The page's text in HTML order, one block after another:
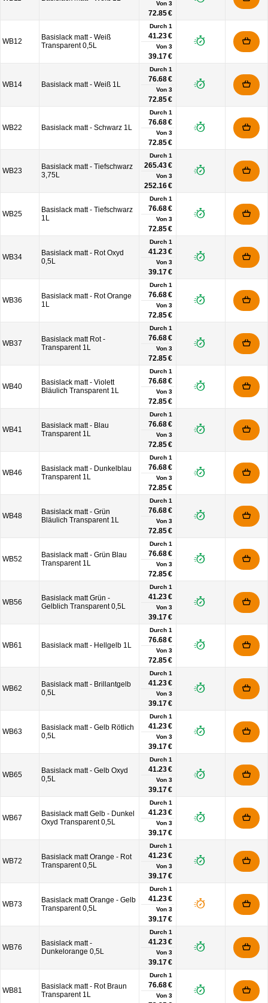
Von 3
72.85 €
WB12
Basislack matt - Weiß
Transparent 0,5L
Durch 1
41.23 €
Von 3
39.17 €
WB14 Basislack matt - Weiß 1L
Durch 1
76.68 €
Von 3
72.85 €
WB22 Basislack matt - Schwarz 1L
Durch 1
76.68 €
Von 3
72.85 €
WB23
Basislack matt - Tiefschwarz
3,75L
Durch 1
265.43 €
Von 3
252.16 €
WB25
Basislack matt - Tiefschwarz
1L
Durch 1
76.68 €
Von 3
72.85 €
WB34
Basislack matt - Rot Oxyd
0,5L
Durch 1
41.23 €
Von 3
39.17 €
WB36
Basislack matt - Rot Orange
1L
Durch 1
76.68 €
Von 3
72.85 €
WB37
Basislack matt Rot -
Transparent 1L
Durch 1
76.68 €
Von 3
72.85 €
WB40
Basislack matt - Violett
Bläulich Transparent 1L
Durch 1
76.68 €
Von 3
72.85 €
WB41
Basislack matt - Blau
Transparent 1L
Durch 1
76.68 €
Von 3
72.85 €
WB46
Basislack matt - Dunkelblau
Transparent 1L
Durch 1
76.68 €
Von 3
72.85 €
WB48
Basislack matt - Grün
Bläulich Transparent 1L
Durch 1
76.68 €
Von 3
72.85 €
WB52
Basislack matt - Grün Blau
Transparent 1L
Durch 1
76.68 €
Von 3
72.85 €
WB56
Basislack matt Grün -
Gelblich Transparent 0,5L
Durch 1
41.23 €
Von 3
39.17 €
WB61 Basislack matt - Hellgelb 1L
Durch 1
76.68 €
Von 3
72.85 €
WB62
Basislack matt - Brillantgelb
0,5L
Durch 1
41.23 €
Von 3
39.17 €
WB63
Basislack matt - Gelb Rötlich
0,5L
Durch 1
41.23 €
Von 3
39.17 €
WB65
Basislack matt - Gelb Oxyd
0,5L
Durch 1
41.23 €
Von 3
39.17 €
WB67
Basislack matt Gelb - Dunkel
Oxyd Transparent 0,5L
Durch 1
41.23 €
Von 3
39.17 €
WB72
Basislack matt Orange - Rot
Transparent 0,5L
Durch 1
41.23 €
Von 3
39.17 €
WB73
Basislack matt Orange - Gelb
Transparent 0,5L
Durch 1
41.23 €
Von 3
39.17 €
WB76
Basislack matt -
Dunkelorange 0,5L
Durch 1
41.23 €
Von 3
39.17 €
WB81
Basislack matt - Rot Braun
Transparent 1L
Durch 1
76.68 €
Von 3